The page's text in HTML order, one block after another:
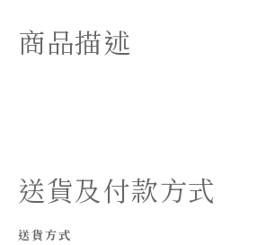
商品描述
送貨及付款方式
送貨方式